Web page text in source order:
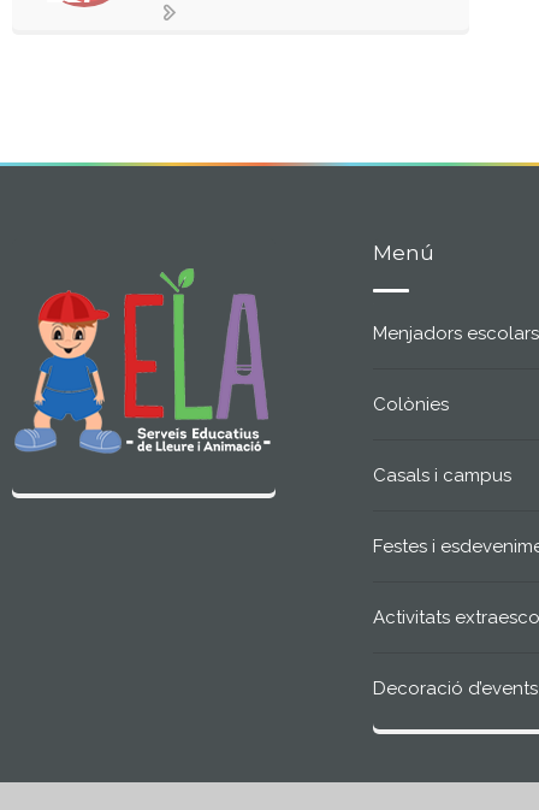
Menú
Menjadors escolars
Colònies
Casals i campus
Festes i
Activitats
Decoració d’events